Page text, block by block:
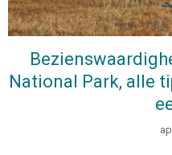
National Park, alle